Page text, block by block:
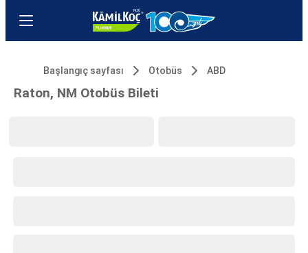
Başlangıç sayfası Otobüs ABD
Raton, NM Otobüs Bileti